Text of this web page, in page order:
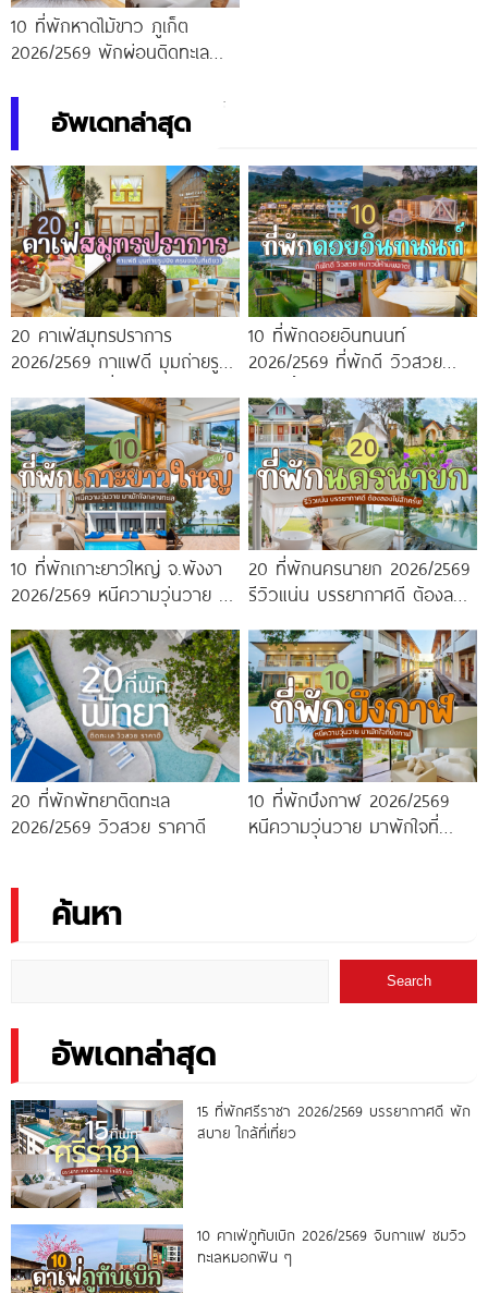
10 ที่พักหาดไม้ขาว ภูเก็ต
2026/2569 พักผ่อนติดทะเล
อัพเดทล่าสุด
20 คาเฟ่สมุทรปราการ
2026/2569 กาแฟดี มุมถ่ายรูป
10 ที่พักดอยอินทนนท์
2026/2569 ที่พักดี วิวสวย
10 ที่พักเกาะยาวใหญ่ จ.พังงา
2026/2569 หนีความวุ่นวาย มา
20 ที่พักนครนายก 2026/2569
รีวิวแน่น บรรยากาศดี ต้องลอง
20 ที่พักพัทยาติดทะเล
2026/2569 วิวสวย ราคาดี
10 ที่พักบึงกาฬ 2026/2569
หนีความวุ่นวาย มาพักใจที่
ค้นหา
Search
อัพเดทล่าสุด
15 ที่พักศรีราชา 2026/2569 บรรยากาศดี พัก
สบาย ใกล้ที่เที่ยว
10 คาเฟ่ภูทับเบิก 2026/2569 จิบกาแฟ ชมวิว
ทะเลหมอกฟิน ๆ